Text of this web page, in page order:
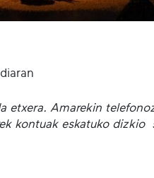
etxera. Amarekin
kontuak eskatuko dizkio